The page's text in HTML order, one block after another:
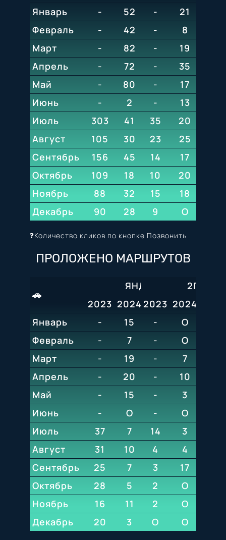
Январь
Февраль
Март
Апрель
Май
Июнь
Июль
Август
Сентябрь
Октябрь
Ноябрь
Декабрь
-
52 31
27
-
42
19
-
82
25
-
72
31
-
80
37
-
2
32
303
41
28
105
30
52
156
45
24
109
18
16
88
32
27
90
28 30
-
21
-
8
-
19
-
35
-
17
-
13
35
20
23
25
14
17
10
20
15
18
9
О
❓Количество кликов по кнопке Позвонить
ПРОЛОЖЕНО МАРШРУТОВ
🚗
Январь
Февраль
Март
Апрель
Май
Июнь
Июль
Август
Сентябрь
Октябрь
Ноябрь
Декабрь
ЯНДЕКС
2023 2024 2025
2026
-
15 5
6
-
7
5
-
19
10
-
20
9
-
15
3
-
O
6
37
7
9
31
10
6
25
7
6
28
5
4
16
11
8
20
3 20
2ГИС
2023 2024
-
O
-
O
-
7
-
10
-
3
-
О
14
3
4
4
3
17
2
О
2
О
O
О